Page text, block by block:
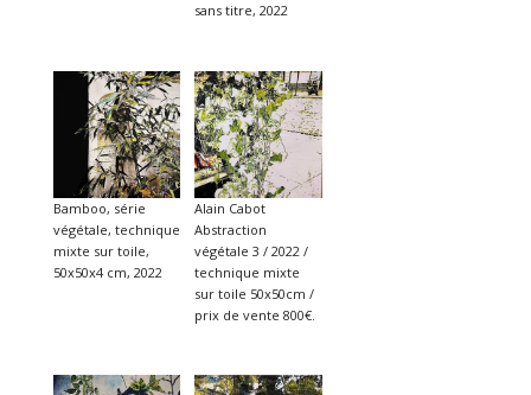
sans titre, 2022
Bamboo, série
végétale, technique
mixte sur toile,
50x50x4 cm, 2022
Alain Cabot
Abstraction
végétale 3 / 2022 /
technique mixte
sur toile 50x50cm /
prix de vente 800€.